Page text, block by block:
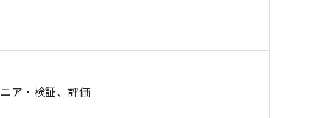
ア・検証、評価